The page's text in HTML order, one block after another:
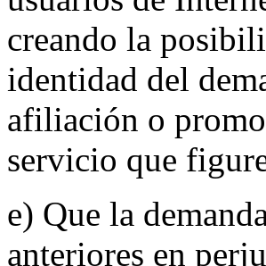
creando la
identidad del
afiliación o
servicio que
e) Que la
anteriores en